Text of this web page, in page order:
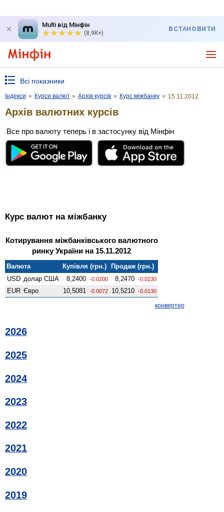
Multi від Мінфін
(8,9K+)
ВСТАНОВИТИ
Всі показники
Індекси » Курси валют » Архів курсів » Курс міжбанку » 15.11.2012
Архів валютних курсів
Все про валюту теперь і в застосунку від Мінфін
Курс валют на міжбанку
Котирування міжбанківського валютного
ринку України на 15.11.2012
Валюта Купівля (грн.)
Продаж (грн.)
USD долар США 8,2400 -0.0200 8,2470 -0.0230
EUR Євро 10,5081 -0.0072 10,5210 -0.0130
конвертер
2026
2025
2024
2023
2022
2021
2020
2019